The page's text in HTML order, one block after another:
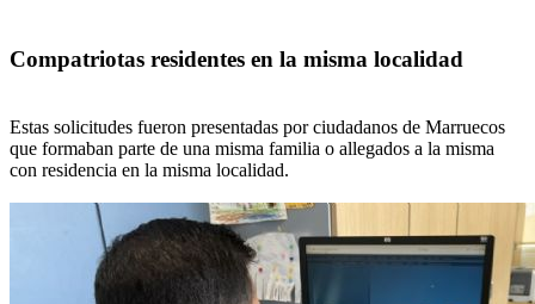
Compatriotas residentes en la misma localidad
Estas solicitudes fueron presentadas por ciudadanos de Marruecos
que formaban parte de una misma familia o allegados a la misma
con residencia en la misma localidad.